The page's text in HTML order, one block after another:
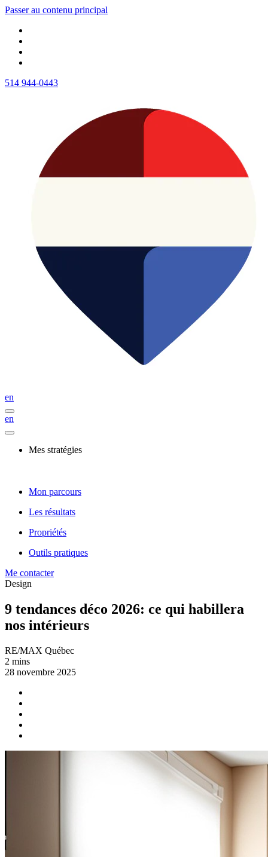
Passer au contenu principal
514 944-0443
en
en
Mes stratégies
Mon parcours
Les résultats
Propriétés
Outils pratiques
Me contacter
Design
9 tendances déco 2026: ce qui habillera
nos intérieurs
RE/MAX Québec
2 mins
28 novembre 2025